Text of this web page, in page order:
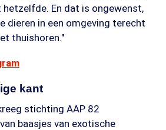
hetzelfde. En dat is ongewenst,
dieren in een omgeving terecht
thuishoren."
kant
stichting AAP 82
baasjes van exotische